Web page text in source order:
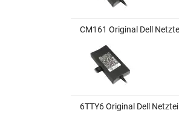
CM161 Original Dell
6TTY6 Original Dell